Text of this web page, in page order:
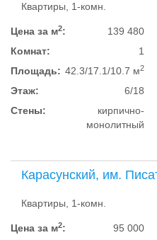
Квартиры, 1-комн.
Цена за м2:
139 480
Комнат:
1
Площадь: 42.3/17.1/10.7 м2
Этаж:
6/18
Стены:
кирпично-
монолитный
Карасунский, им.
Квартиры, 1-комн.
Цена за м2:
95 000